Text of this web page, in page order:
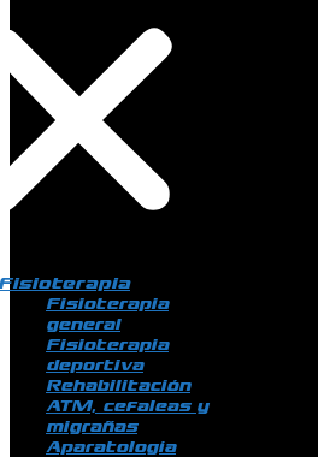
Fisioterapia
general
Fisioterapia
deportiva
Rehabilitación
ATM, cefaleas y
migrañas
Aparatología